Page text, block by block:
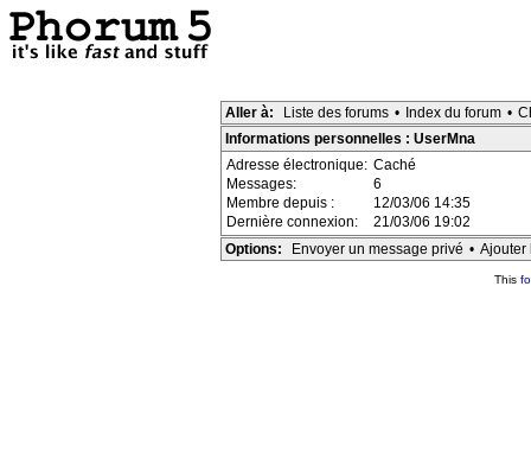
Aller à: Liste des forums • Index du forum •
Informations personnelles : UserMna
Adresse électronique: Caché
Messages:
6
Membre depuis :
12/03/06 14:35
Dernière connexion:
21/03/06 19:02
Options:
Envoyer un message privé • Ajouter
This